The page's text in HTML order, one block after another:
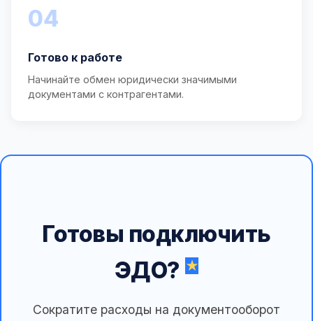
04
Готово к работе
Начинайте обмен юридически значимыми
документами с контрагентами.
Готовы подключить
ЭДО?
Сократите расходы на документооборот